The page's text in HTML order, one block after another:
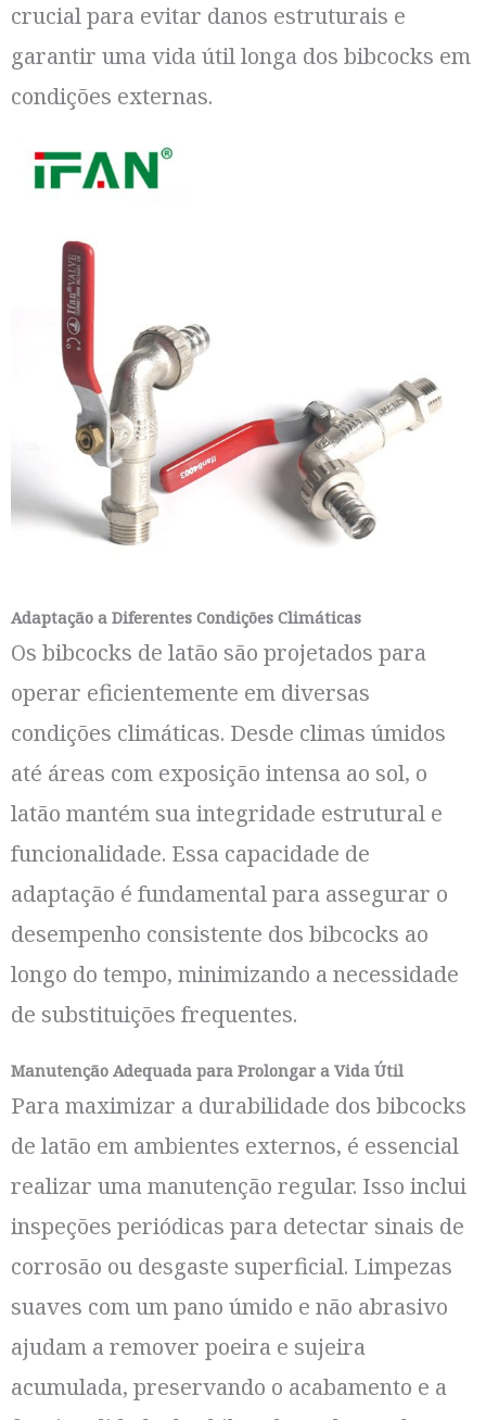
crucial para evitar danos estruturais e
garantir uma vida útil longa dos bibcocks em
condições externas.
Adaptação a Diferentes Condições Climáticas
Os bibcocks de latão são projetados para
operar eficientemente em diversas
condições climáticas. Desde climas úmidos
até áreas com exposição intensa ao sol, o
latão mantém sua integridade estrutural e
funcionalidade. Essa capacidade de
adaptação é fundamental para assegurar o
desempenho consistente dos bibcocks ao
longo do tempo, minimizando a necessidade
de substituições frequentes.
Manutenção Adequada para Prolongar a Vida Útil
Para maximizar a durabilidade dos bibcocks
de latão em ambientes externos, é essencial
realizar uma manutenção regular. Isso inclui
inspeções periódicas para detectar sinais de
corrosão ou desgaste superficial. Limpezas
suaves com um pano úmido e não abrasivo
ajudam a remover poeira e sujeira
acumulada, preservando o acabamento e a